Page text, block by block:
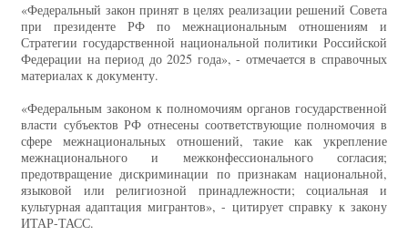
«Федеральный закон принят в целях реализации решений Совета
при президенте РФ по межнациональным отношениям и
Стратегии государственной национальной политики Российской
Федерации на период до 2025 года», - отмечается в справочных
материалах к документу.
«Федеральным законом к полномочиям органов государственной
власти субъектов РФ отнесены соответствующие полномочия в
сфере межнациональных отношений, такие как укрепление
межнационального и межконфессионального согласия;
предотвращение дискриминации по признакам национальной,
языковой или религиозной принадлежности; социальная и
культурная адаптация мигрантов», - цитирует справку к закону
ИТАР-ТАСС.